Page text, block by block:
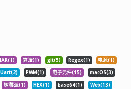
IAR(1) 算法(1) git(5) Regex(1)
电源(1)
Uart(2) PWM(1) 电子元件(15)
macOS(3)
树莓派(1) HEX(1) base64(1)
Web(13)